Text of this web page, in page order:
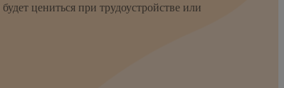
цениться при трудоустройстве или